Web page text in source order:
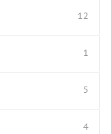
12
1
5
4